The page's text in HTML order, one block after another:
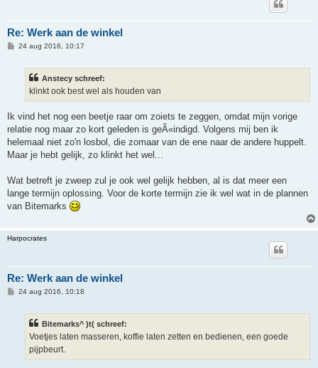
Re: Werk aan de winkel
B24 aug 2016, 10:17
Anstecy schreef:
klinkt ook best wel als houden van
Ik vind het nog een beetje raar om zoiets te zeggen, omdat mijn vorige
relatie nog maar zo kort geleden is geÃ«indigd. Volgens mij ben ik
helemaal niet zo'n losbol, die zomaar van de ene naar de andere huppelt.
Maar je hebt gelijk, zo klinkt het wel...
Wat betreft je zweep zul je ook wel gelijk hebben, al is dat meer een
lange termijn oplossing. Voor de korte termijn zie ik wel wat in de plannen
van Bitemarks
Harpocrates
Re: Werk aan de winkel
B24 aug 2016, 10:18
Bitemarks^ )t( schreef:
Voetjes laten masseren, koffie laten zetten en bedienen, een goede
pijpbeurt.